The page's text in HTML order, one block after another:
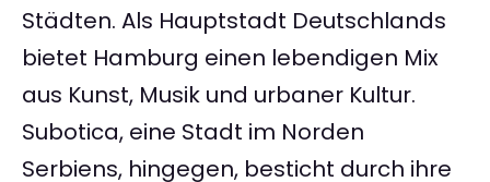
Städten. Als Hauptstadt Deutschlands
bietet Hamburg einen lebendigen Mix
aus Kunst, Musik und urbaner Kultur.
Subotica, eine Stadt im Norden
Serbiens, hingegen, besticht durch ihre